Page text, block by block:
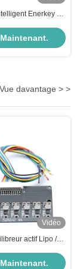
Enerkey 2a
pour système de
Vue davantage > >
Vidéo
actif Lipo /
de la batterie